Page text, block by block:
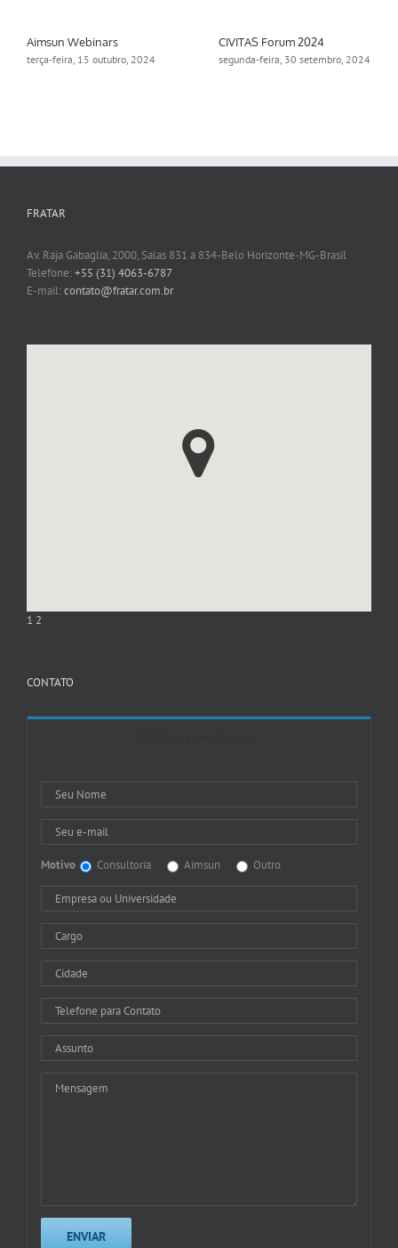
Aimsun Webinars
terça-feira, 15 outubro, 2024
CIVITAS Forum 2024
segunda-feira, 30 setembro, 2024
FRATAR
Av. Raja Gabaglia, 2000, Salas 831 a 834-Belo Horizonte-MG-Brasil
Telefone:+55 (31) 4063-6787
E-mail:contato@fratar.com.br
1 2
CONTATO
Motivo Consultoria Aimsun Outro